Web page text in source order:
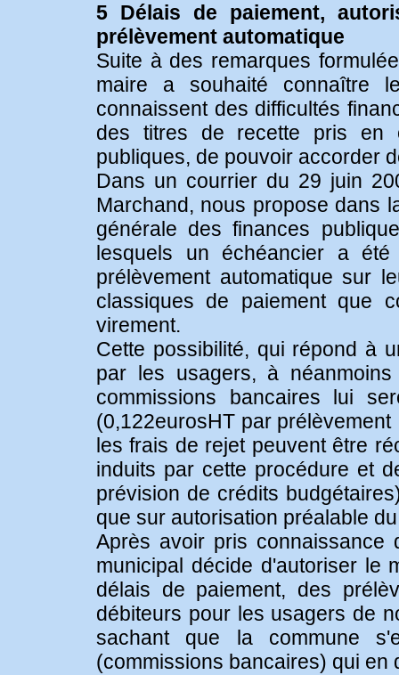
5 Délais de paiement,
prélèvement automatique
Suite à des remarques
maire a souhaité connaître
connaissent des difficultés
des titres de recette pris en
publiques, de pouvoir accorder
Dans un courrier du 29 juin
Marchand, nous propose dans
générale des finances
lesquels un échéancier a
prélèvement automatique sur
classiques de paiement que
virement.
Cette possibilité, qui répond à
par les usagers, à
commissions bancaires lui
(0,122eurosHT par
les frais de rejet peuvent être
induits par cette procédure et
prévision de crédits
que sur autorisation préalable
Après avoir pris connaissance
municipal décide d'autoriser le
délais de paiement, des
débiteurs pour les usagers de
sachant que la commune
(commissions bancaires) qui en